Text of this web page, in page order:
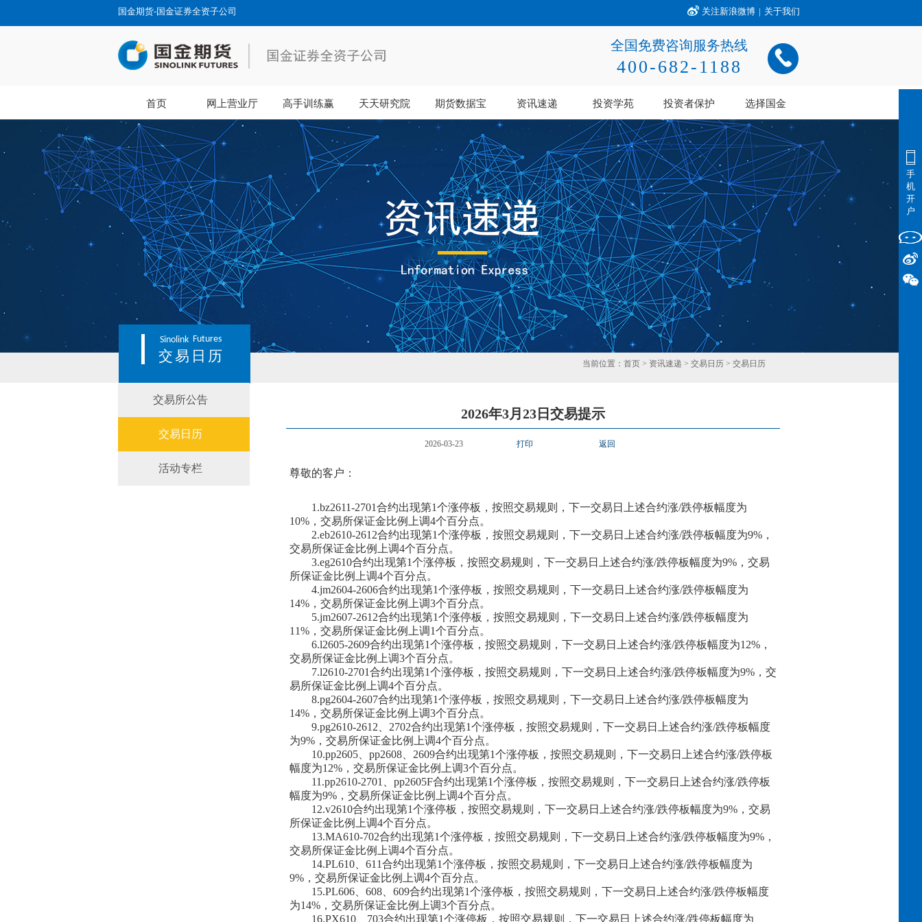
国金期货-国金证券全资子公司 关注新浪微博 | 关于我们
全国免费咨询服务热线
400-682-1188
首页 网上营业厅 高手训练赢 天天研究院 期货数据宝 资讯速递 投资学苑 投资者保护 选择国金
Sinolink Futures
交易日历 当前位置： 首页 > 资讯速递 > 交易日历 > 交易日历
交易所公告
交易日历
活动专栏
2026年3月23日交易提示
2026-03-23 打印 返回
尊敬的客户：
1.bz2611-2701合约出现第1个涨停板，按照交易规则，下一交易日上述合约涨/跌停板幅度为
10%，交易所保证金比例上调4个百分点。
2.eb2610-2612合约出现第1个涨停板，按照交易规则，下一交易日上述合约涨/跌停板幅度为9%，
交易所保证金比例上调4个百分点。
3.eg2610合约出现第1个涨停板，按照交易规则，下一交易日上述合约涨/跌停板幅度为9%，交易
所保证金比例上调4个百分点。
4.jm2604-2606合约出现第1个涨停板，按照交易规则，下一交易日上述合约涨/跌停板幅度为
14%，交易所保证金比例上调3个百分点。
5.jm2607-2612合约出现第1个涨停板，按照交易规则，下一交易日上述合约涨/跌停板幅度为
11%，交易所保证金比例上调1个百分点。
6.l2605-2609合约出现第1个涨停板，按照交易规则，下一交易日上述合约涨/跌停板幅度为12%，
交易所保证金比例上调3个百分点。
7.l2610-2701合约出现第1个涨停板，按照交易规则，下一交易日上述合约涨/跌停板幅度为9%，交
易所保证金比例上调4个百分点。
8.pg2604-2607合约出现第1个涨停板，按照交易规则，下一交易日上述合约涨/跌停板幅度为
14%，交易所保证金比例上调3个百分点。
9.pg2610-2612、2702合约出现第1个涨停板，按照交易规则，下一交易日上述合约涨/跌停板幅度
为9%，交易所保证金比例上调4个百分点。
10.pp2605、pp2608、2609合约出现第1个涨停板，按照交易规则，下一交易日上述合约涨/跌停板
幅度为12%，交易所保证金比例上调3个百分点。
11.pp2610-2701、pp2605F合约出现第1个涨停板，按照交易规则，下一交易日上述合约涨/跌停板
幅度为9%，交易所保证金比例上调4个百分点。
12.v2610合约出现第1个涨停板，按照交易规则，下一交易日上述合约涨/跌停板幅度为9%，交易
所保证金比例上调4个百分点。
13.MA610-702合约出现第1个涨停板，按照交易规则，下一交易日上述合约涨/跌停板幅度为9%，
交易所保证金比例上调4个百分点。
14.PL610、611合约出现第1个涨停板，按照交易规则，下一交易日上述合约涨/跌停板幅度为
9%，交易所保证金比例上调4个百分点。
15.PL606、608、609合约出现第1个涨停板，按照交易规则，下一交易日上述合约涨/跌停板幅度
为14%，交易所保证金比例上调3个百分点。
16.PX610、703合约出现第1个涨停板，按照交易规则，下一交易日上述合约涨/跌停板幅度为
手
机
开
户